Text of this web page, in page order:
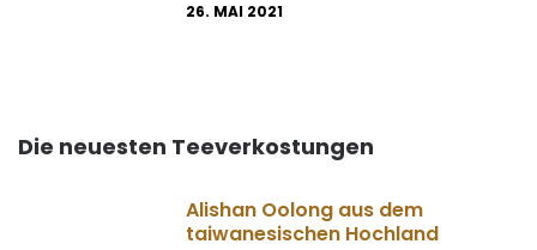
26. MAI 2021
Die neuesten Teeverkostungen
Alishan Oolong aus dem
taiwanesischen Hochland